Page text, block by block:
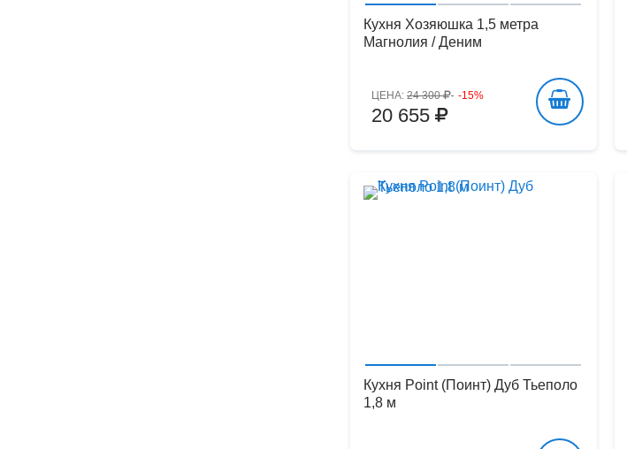
Кухня Хозяюшка 1,5 метра
Магнолия / Деним
ЦЕНА: 24 300 -15%
20 655
Кухня Point (Поинт) Дуб Тьеполо
1,8 м